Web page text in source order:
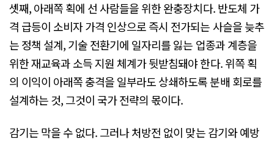
셋째, 아래쪽 획에 선 사람들을 위한 완충장치다. 반도체 가
격 급등이 소비자 가격 인상으로 즉시 전가되는 사슬을 늦추
는 정책 설계, 기술 전환기에 일자리를 잃는 업종과 계층을
위한 재교육과 소득 지원 체계가 뒷받침돼야 한다. 위쪽 획
의 이익이 아래쪽 충격을 일부라도 상쇄하도록 분배 회로를
설계하는 것, 그것이 국가 전략의 몫이다.
감기는 막을 수 없다. 그러나 처방전 없이 맞는 감기와 예방